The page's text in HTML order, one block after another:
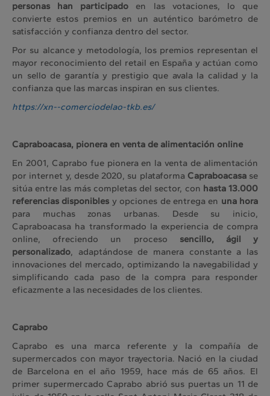
personas han participado en las votaciones, lo que
convierte estos premios en un auténtico barómetro de
satisfacción y confianza dentro del sector.
Por su alcance y metodología, los premios representan el
mayor reconocimiento del retail en España y actúan como
un sello de garantía y prestigio que avala la calidad y la
confianza que las marcas inspiran en sus clientes.
https://xn--comerciodelao-tkb.es/
Capraboacasa, pionera en venta de alimentación online
En 2001, Caprabo fue pionera en la venta de alimentación
por internet y, desde 2020, su plataforma Capraboacasase
sitúa entre las más completas del sector, con hasta 13.000
referencias disponibles y opciones de entrega en una hora
para muchas zonas urbanas. Desde su inicio,
Capraboacasa ha transformado la experiencia de compra
online, ofreciendo un proceso sencillo, ágil y
personalizado, adaptándose de manera constante a las
innovaciones del mercado, optimizando la navegabilidad y
simplificando cada paso de la compra para responder
eficazmente a las necesidades de los clientes.
Caprabo
Caprabo es una marca referente y la compañía de
supermercados con mayor trayectoria. Nació en la ciudad
de Barcelona en el año 1959, hace más de 65 años. El
primer supermercado Caprabo abrió sus puertas un 11 de